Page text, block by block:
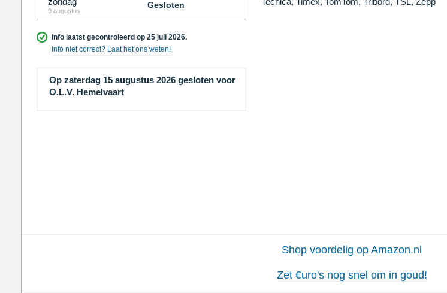
9 augustus
Gesloten
Info laatst gecontroleerd op 25 juli 2026.
Info niet correct? Laat het ons weten!
Op zaterdag 15 augustus 2026 gesloten voor
O.L.V. Hemelvaart
Shop voordelig op Amazon.nl
Zet €uro's nog snel om in goud!